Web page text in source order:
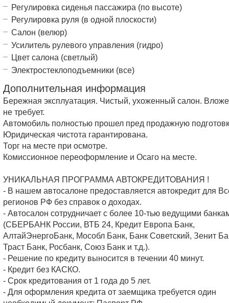
Регулировка сиденья пассажира (по высоте)
Регулировка руля (в одной плоскости)
Салон (велюр)
Усилитель рулевого управления (гидро)
Цвет салона (светлый)
Электростеклоподъемники (все)
Дополнительная информация
Бережная эксплуатация. Чистый, ухоженный салон.
не требует.
Автомобиль полностью прошел пред продажную
Юридическая чистота гарантирована.
Торг на месте при осмотре.
Комиссионное переоформление и Осаго на месте.
УНИКАЛЬНАЯ ПРОГРАММА АВТОКРЕДИТОВАНИЯ !
- В нашем автосалоне предоставляется автокредит для
регионов РФ без справок о доходах.
- Автосалон сотрудничает с более 10-тью ведущими
(СБЕРБАНК России, ВТБ 24, Кредит Европа Банк,
АлтайЭнергоБанк, Мособл Банк, Банк Советский, Зенит
Траст Банк, Росбанк, Союз Банк и т.д.).
- Решение по кредиту выносится в течении 40 минут.
- Кредит без КАСКО.
- Срок кредитования от 1 года до 5 лет.
- Для оформления кредита от заемщика требуется один